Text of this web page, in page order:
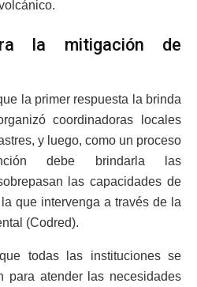
la mitigación de
la primer respuesta la brinda
coordinadoras locales
y luego, como un proceso
debe brindarla las
las capacidades de
que intervenga a través de la
(Codred).
todas las instituciones se
para atender las necesidades